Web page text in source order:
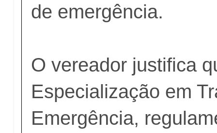
de emergência.
O vereador justifica
Especialização em
Emergência,